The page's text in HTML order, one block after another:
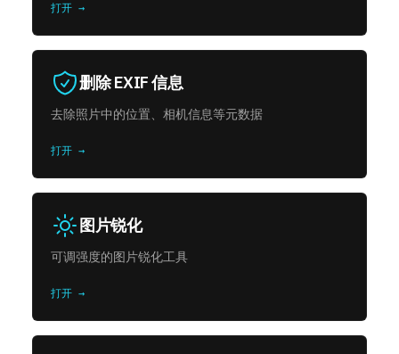
打开 →
删除 EXIF 信息
去除照片中的位置、相机信息等元数据
打开 →
图片锐化
可调强度的图片锐化工具
打开 →